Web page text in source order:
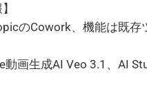
のCowork、機能は既存
動画生成AI Veo 3.1、AI